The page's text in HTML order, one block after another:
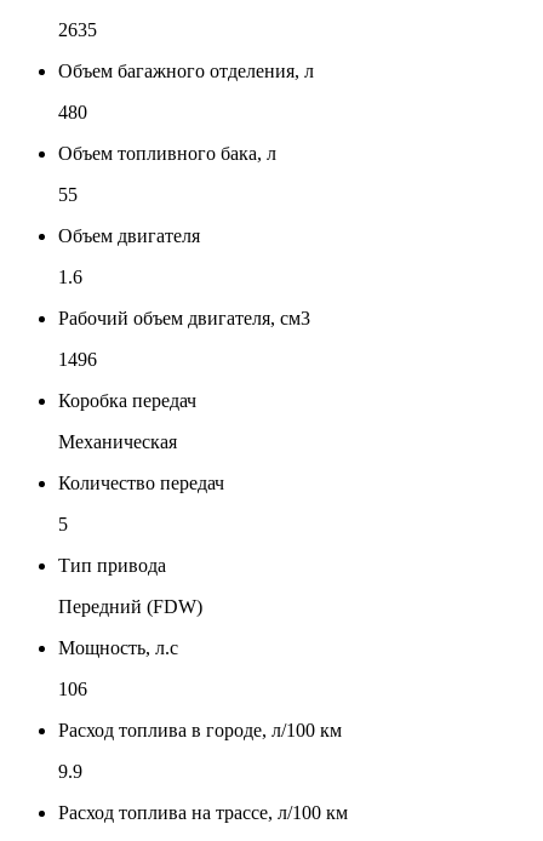
2635
Объем багажного отделения, л
480
Объем топливного бака, л
55
Объем двигателя
1.6
Рабочий объем двигателя, см3
1496
Коробка передач
Механическая
Количество передач
5
Тип привода
Передний (FDW)
Мощность, л.с
106
Расход топлива в городе, л/100 км
9.9
Расход топлива на трассе, л/100 км